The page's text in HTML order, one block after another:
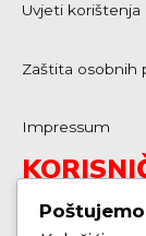
Uvjeti korištenja
Zaštita osobnih
Impressum